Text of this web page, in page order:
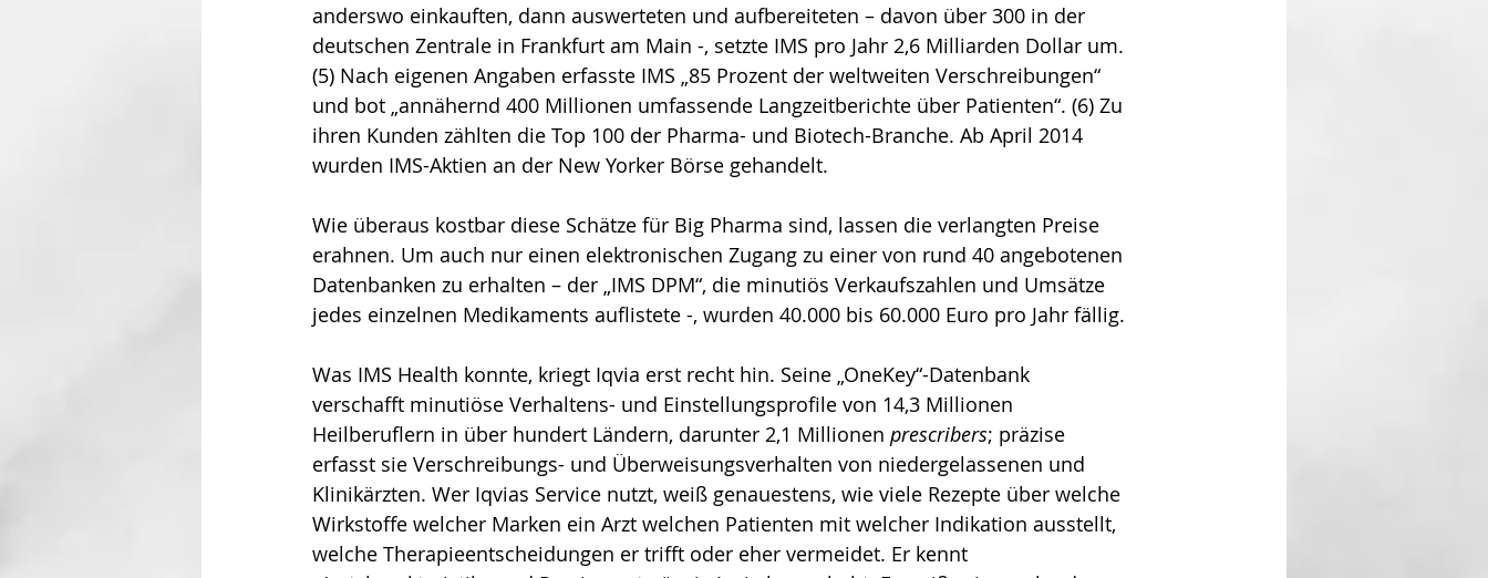
anderswo einkauften, dann auswerteten und aufbereiteten – davon über 300 in der
deutschen Zentrale in Frankfurt am Main -, setzte IMS pro Jahr 2,6 Milliarden Dollar um.
(5) Nach eigenen Angaben erfasste IMS „85 Prozent der weltweiten Verschreibungen“
und bot „annähernd 400 Millionen umfassende Langzeitberichte über Patienten“. (6) Zu
ihren Kunden zählten die Top 100 der Pharma- und Biotech-Branche. Ab April 2014
wurden IMS-Aktien an der New Yorker Börse gehandelt.
Wie überaus kostbar diese Schätze für Big Pharma sind, lassen die verlangten Preise
erahnen. Um auch nur einen elektronischen Zugang zu einer von rund 40 angebotenen
Datenbanken zu erhalten – der „IMS DPM“, die minutiös Verkaufszahlen und Umsätze
jedes einzelnen Medikaments auflistete -, wurden 40.000 bis 60.000 Euro pro Jahr fällig.
Was IMS Health konnte, kriegt Iqvia erst recht hin. Seine „OneKey“-Datenbank
verschafft minutiöse Verhaltens- und Einstellungsprofile von 14,3 Millionen
Heilberuflern in über hundert Ländern, darunter 2,1 Millionen prescribers; präzise
erfasst sie Verschreibungs- und Überweisungsverhalten von niedergelassenen und
Klinikärzten. Wer Iqvias Service nutzt, weiß genauestens, wie viele Rezepte über welche
Wirkstoffe welcher Marken ein Arzt welchen Patienten mit welcher Indikation ausstellt,
welche Therapieentscheidungen er trifft oder eher vermeidet. Er kennt